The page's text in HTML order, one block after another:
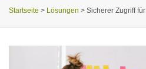
Startseite > Lösungen > Sicherer Zugriff